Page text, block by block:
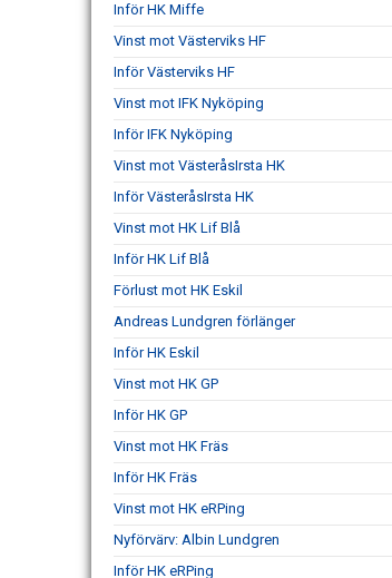
Inför HK Miffe
Vinst mot Västerviks HF
Inför Västerviks HF
Vinst mot IFK Nyköping
Inför IFK Nyköping
Vinst mot VästeråsIrsta HK
Inför VästeråsIrsta HK
Vinst mot HK Lif Blå
Inför HK Lif Blå
Förlust mot HK Eskil
Andreas Lundgren förlänger
Inför HK Eskil
Vinst mot HK GP
Inför HK GP
Vinst mot HK Fräs
Inför HK Fräs
Vinst mot HK eRPing
Nyförvärv: Albin Lundgren
Inför HK eRPing